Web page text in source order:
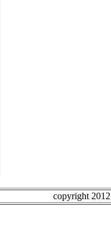
copyright